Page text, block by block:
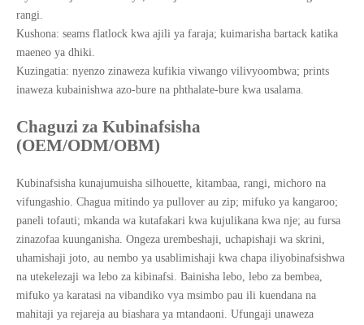
rangi.
Kushona: seams flatlock kwa ajili ya faraja; kuimarisha bartack katika
maeneo ya dhiki.
Kuzingatia: nyenzo zinaweza kufikia viwango vilivyoombwa; prints
inaweza kubainishwa azo-bure na phthalate-bure kwa usalama.
Chaguzi za Kubinafsisha
(OEM/ODM/OBM)
Kubinafsisha kunajumuisha silhouette, kitambaa, rangi, michoro na
vifungashio. Chagua mitindo ya pullover au zip; mifuko ya kangaroo;
paneli tofauti; mkanda wa kutafakari kwa kujulikana kwa nje; au fursa
zinazofaa kuunganisha. Ongeza urembeshaji, uchapishaji wa skrini,
uhamishaji joto, au nembo ya usablimishaji kwa chapa iliyobinafsishwa
na utekelezaji wa lebo za kibinafsi. Bainisha lebo, lebo za bembea,
mifuko ya karatasi na vibandiko vya msimbo pau ili kuendana na
mahitaji ya rejareja au biashara ya mtandaoni. Ufungaji unaweza